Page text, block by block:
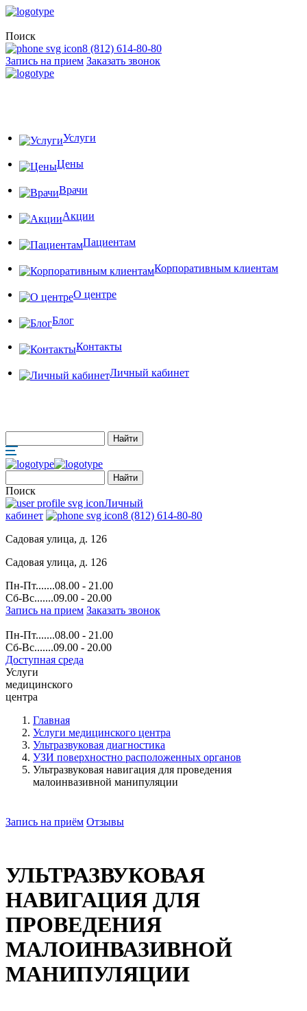
Поиск
8 (812) 614-80-80
Запись на прием Заказать звонок
Услуги
Цены
Врачи
Акции
Пациентам
Корпоративным клиентам
О центре
Блог
Контакты
Личный кабинет
Поиск
Личный
кабинет
8 (812) 614-80-80
Садовая улица, д. 126
Садовая улица, д. 126
Пн-Пт.......08.00 - 21.00
Сб-Вс.......09.00 - 20.00
Запись на прием Заказать звонок
Пн-Пт.......08.00 - 21.00
Сб-Вс.......09.00 - 20.00
Доступная среда
Услуги
медицинского
центра
Главная
Услуги медицинского центра
Ультразвуковая диагностика
УЗИ поверхностно расположенных органов
Ультразвуковая навигация для проведения
малоинвазивной манипуляции
УЛЬТРАЗВУКОВАЯ
НАВИГАЦИЯ ДЛЯ
ПРОВЕДЕНИЯ
МАЛОИНВАЗИВНОЙ
МАНИПУЛЯЦИИ
Запись на приём Отзывы